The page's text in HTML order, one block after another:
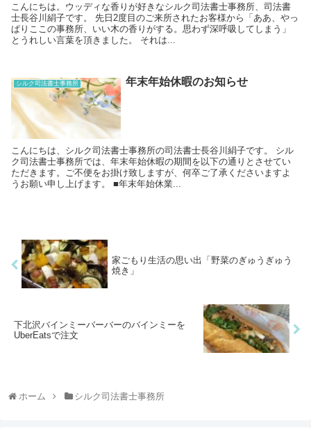
こんにちは。ウッディな香りが好きなシルク司法書士事務所、司法書
士長谷川絹子です。 先日2度目のご来所されたお客様から「ああ、やっ
ぱりここの事務所、いい木の香りがする。思わず深呼吸してしまう」
とうれしい言葉を頂きました。 それは...
シルク司法書士事務所 年末年始休暇のお知らせ
こんにちは、シルク司法書士事務所の司法書士長谷川絹子です。 シル
ク司法書士事務所では、年末年始休暇の期間を以下の通りとさせてい
ただきます。ご不便をお掛け致しますが、何卒ご了承くださいますよ
うお願い申し上げます。 ■年末年始休業...
家ごもり生活の思い出「野菜のぎゅうぎゅう
焼き」
下北沢バインミーバーバーのバインミーを
UberEatsで注文
ホーム シルク司法書士事務所